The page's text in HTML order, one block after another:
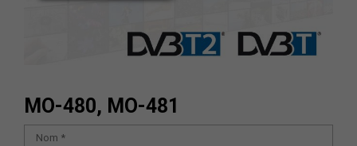
MO-480, MO-481